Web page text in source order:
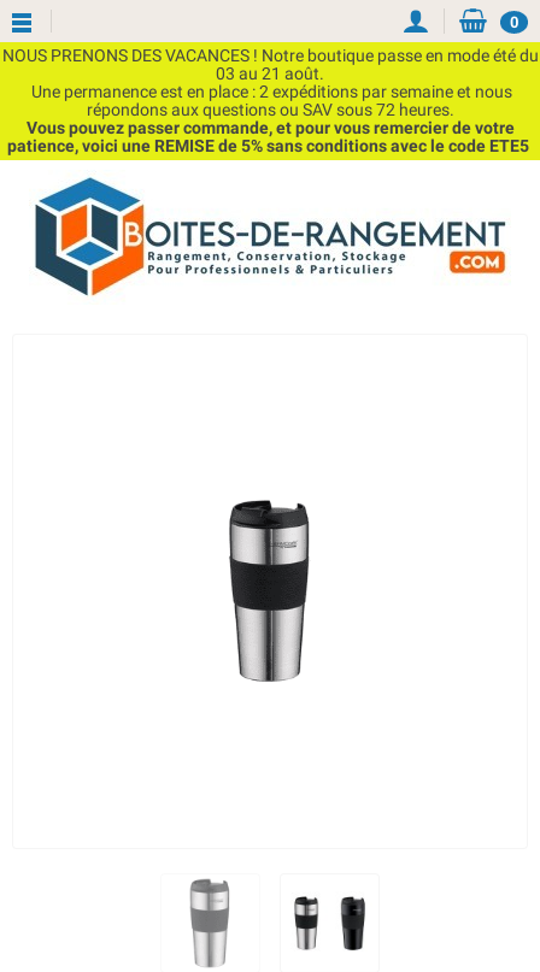
NOUS PRENONS DES VACANCES ! Notre boutique passe en mode été du
03 au 21 août.
Une permanence est en place : 2 expéditions par semaine et nous
répondons aux questions ou SAV sous 72 heures.
Vous pouvez passer commande, et pour vous remercier de votre
patience, voici une REMISE de 5% sans conditions avec le code ETE5
0